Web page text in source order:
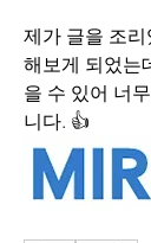
제가 글을 조
해보게 되었는
을 수 있어 너
니다. 👍